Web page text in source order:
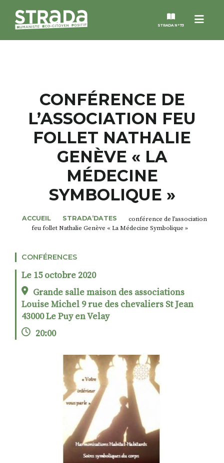
Menu
STRADA N°73
MAGAZINES
NOS THÈMES
STRADA’DATES
ALTER STRADA
S'INSCRIRE À LA NEWSLETTER
FACEBOOKINSTAGRAM
LINKEDINYOUTUBE
CONFÉRENCE DE
L’ASSOCIATION FEU
FOLLET NATHALIE
GENÈVE « LA
MÉDECINE
SYMBOLIQUE »
ACCUEIL STRADA’DATES
conférence de l’association
feu follet Nathalie Genève « La Médecine Symbolique »
CONFÉRENCES
Le 15 octobre 2020
Grande salle maison des associations
Louise Michel 9 rue des chevaliers St Jean
43000 Le Puy en Velay
20:00